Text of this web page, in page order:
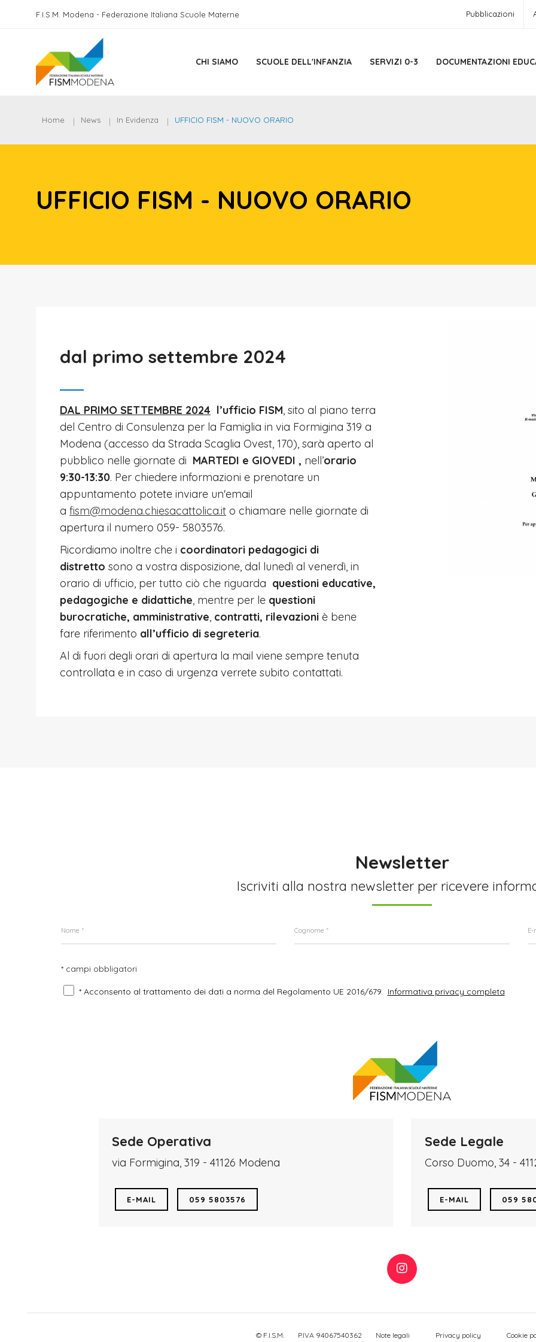
F.I.S.M. Modena - Federazione Italiana Scuole Materne Pubblicazioni
CHI SIAMO SCUOLE DELL'INFANZIA SERVIZI 0-3 DOCUMENTAZIONI
Home News In Evidenza UFFICIO FISM - NUOVO ORARIO
UFFICIO FISM - NUOVO ORARIO
dal primo settembre 2024
DAL PRIMO SETTEMBRE 2024 l’ufficio FISM, sito al piano terra
del Centro di Consulenza per la Famiglia in via Formigina 319 a
Modena (accesso da Strada Scaglia Ovest, 170), sarà aperto al
pubblico nelle giornate di MARTEDI e GIOVEDI , nell’orario
9:30-13:30. Per chiedere informazioni e prenotare un
appuntamento potete inviare un'email
a fism@modena.chiesacattolica.it o chiamare nelle giornate di
apertura il numero 059- 5803576.
Ricordiamo inoltre che i coordinatori pedagogici di
distretto sono a vostra disposizione, dal lunedì al venerdì, in
orario di ufficio, per tutto ciò che riguarda questioni educative,
pedagogiche e didattiche, mentre per le questioni
burocratiche, amministrative, contratti, rilevazioni è bene
fare riferimento all’ufficio di segreteria.
Al di fuori degli orari di apertura la mail viene sempre tenuta
controllata e in caso di urgenza verrete subito contattati.
Newsletter
Iscriviti alla nostra newsletter per ricevere
* campi obbligatori
* Acconsento al trattamento dei dati a norma del Regolamento UE 2016/679. Informativa privacy completa
Sede Operativa
via Formigina, 319 - 41126 Modena
E-MAIL 059 5803576
Sede Legale
Corso Duomo, 34 -
E-MAIL 059
© F.I.S.M. P.IVA 94067540362 Note legali Privacy policy Cookie